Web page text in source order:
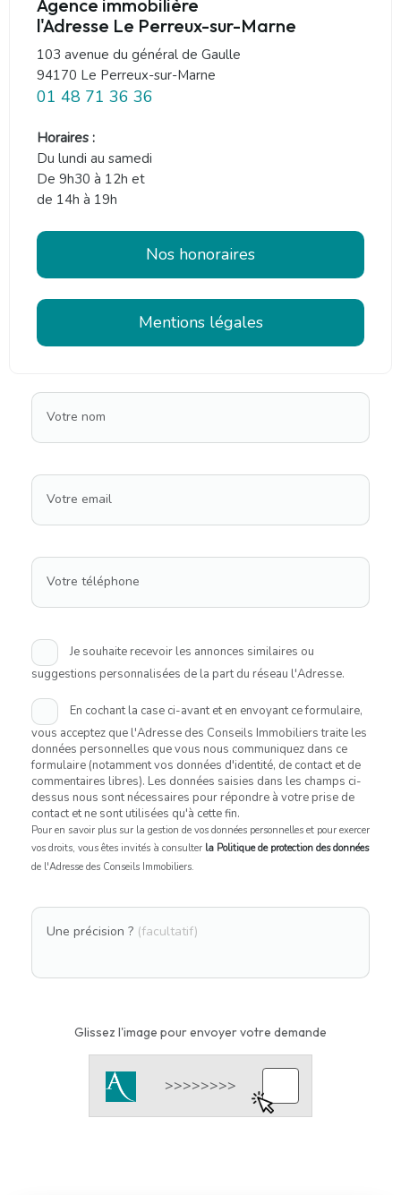
Agence immobilière
l'Adresse Le Perreux-sur-Marne
103 avenue du général de Gaulle
94170 Le Perreux-sur-Marne
01 48 71 36 36
Horaires :
Du lundi au samedi
De 9h30 à 12h et
de 14h à 19h
Nos honoraires
Mentions légales
Votre nom
Votre email
Votre téléphone
Je souhaite recevoir les annonces similaires ou
suggestions personnalisées de la part du réseau l'Adresse.
En cochant la case ci-avant et en envoyant ce formulaire,
vous acceptez que l'Adresse des Conseils Immobiliers traite les
données personnelles que vous nous communiquez dans ce
formulaire (notamment vos données d'identité, de contact et de
commentaires libres). Les données saisies dans les champs ci-
dessus nous sont nécessaires pour répondre à votre prise de
contact et ne sont utilisées qu'à cette fin.
Pour en savoir plus sur la gestion de vos données personnelles et pour exercer
vos droits, vous êtes invités à consulter la Politique de protection des données
de l'Adresse des Conseils Immobiliers.
Une précision ? (facultatif)
Glissez l'image pour envoyer votre demande